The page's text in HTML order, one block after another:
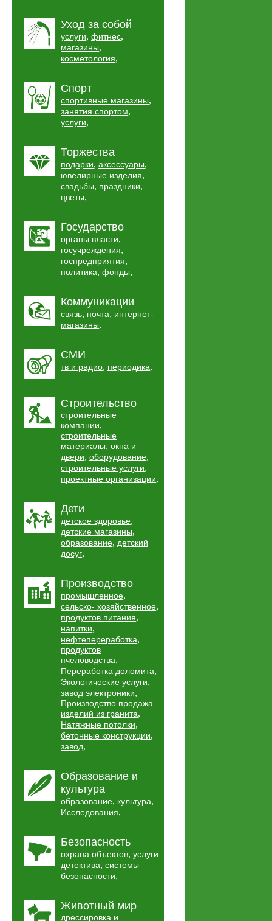
Уход за собой
услуги, фитнес,
магазины,
косметология,
Спорт
спортивные магазины,
занятия спортом,
услуги,
Торжества
подарки, аксессуары,
ювелирные изделия,
свадьбы, праздники,
цветы,
Государство
органы власти,
госучреждения,
госпредприятия,
политика, фонды,
Коммуникации
связь, почта, интернет-
магазины,
СМИ
тв и радио, периодика,
Строительство
строительные
компании,
строительные
материалы, окна и
двери, оборудование,
строительные услуги,
проектные организации,
Дети
детское здоровье,
детские магазины,
образование, детский
досуг,
Производство
промышленное,
сельско- хозяйственное,
продуктов питания,
напитки,
нефтепереработка,
продуктов
пчеловодства,
Переработка доломита,
Экологические услуги,
завод электроники,
Производство продажа
изделий из гранита,
Натяжные потолки,
бетонные конструкции,
завод,
Образование и
культура
образование, культура,
Исследования,
Безопасность
охрана объектов, услуги
детектива, системы
безопасности,
Животный мир
дрессировка и